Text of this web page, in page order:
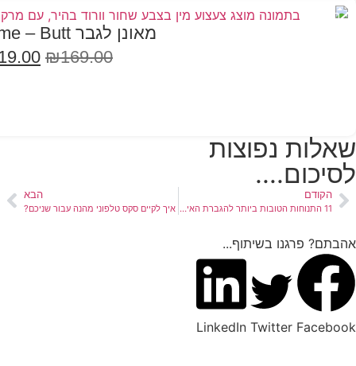
במבצע
מאונן לגבר Sweet Time – Butt
₪169.00
שאלות נפוצות
לסיכום....
הקודם
11 התנוחות הטובות ביותר להגברת האינטימיות עם בני הזוג שלכם (חלק 1)
הבא
איך לקיים סקס טלפוני מהנה עבור שניכם?
אהבתם? פרגנו בשיתוף...
Facebook
Twitter
LinkedIn